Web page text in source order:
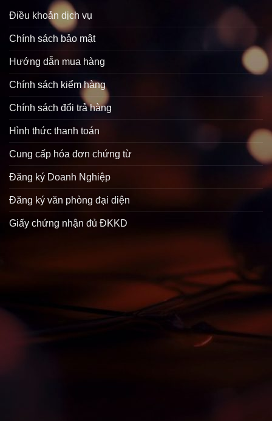
Điều khoản dịch vụ
Chính sách bảo mật
Hướng dẫn mua hàng
Chính sách kiểm hàng
Chính sách đổi trả hàng
Hình thức thanh toán
Cung cấp hóa đơn chứng từ
Đăng ký Doanh Nghiệp
Đăng ký văn phòng đại diện
Giấy chứng nhận đủ ĐKKD